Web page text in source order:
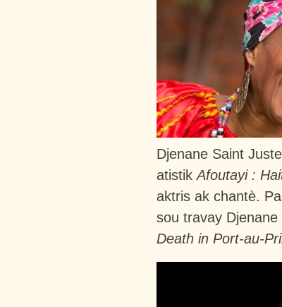
Djenane Saint
atistikAfoutayi :
aktris ak chantè.
sou travay
Death in Port-au-